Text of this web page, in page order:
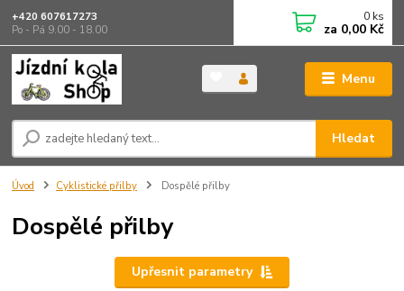
Menu
Hledat
+420 607617273
Po - Pá 9.00 - 18.00
0 ks
za 0,00 Kč
Úvod Cyklistické přilby Dospělé přilby
Dospělé přilby
Upřesnit parametry